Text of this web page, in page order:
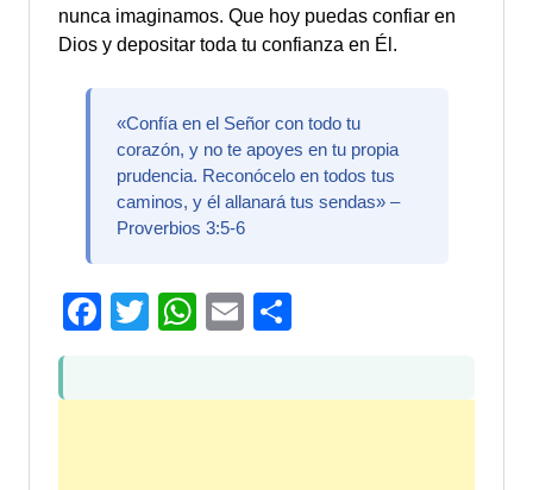
nunca imaginamos. Que hoy puedas confiar en
Dios y depositar toda tu confianza en Él.
«Confía en el Señor con todo tu
corazón, y no te apoyes en tu propia
prudencia. Reconócelo en todos tus
caminos, y él allanará tus sendas» –
Proverbios 3:5-6
Facebook
TwitterWhatsApp
Email